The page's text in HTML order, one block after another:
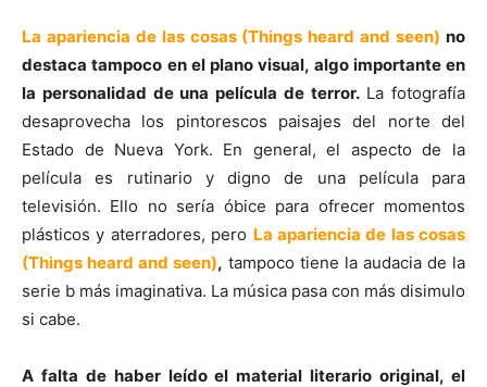
La apariencia de las cosas (Things heard and seen) no
destaca tampoco en el plano visual, algo importante en
la personalidad de una película de terror.La fotografía
desaprovecha los pintorescos paisajes del norte del
Estado de Nueva York. En general, el aspecto de la
película es rutinario y digno de una película para
televisión. Ello no sería óbice para ofrecer momentos
plásticos y aterradores, pero La apariencia de las cosas
(Things heard and seen), tampoco tiene la audacia de la
serie b más imaginativa. La música pasa con más disimulo
si cabe.
A falta de haber leído el material literario original, el